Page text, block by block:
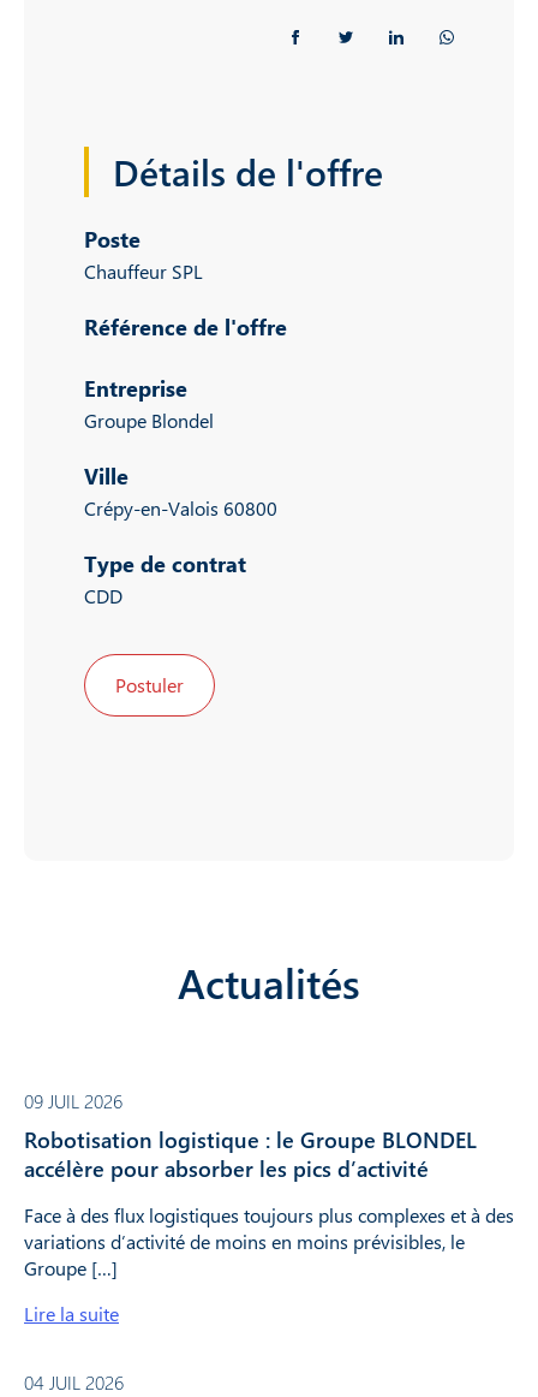
Détails de l'offre
Poste
Chauffeur SPL
Référence de l'offre
Entreprise
Groupe Blondel
Ville
Crépy-en-Valois 60800
Type de contrat
CDD
Postuler
Actualités
09 JUIL 2026
Robotisation logistique : le Groupe BLONDEL
accélère pour absorber les pics d’activité
Face à des flux logistiques toujours plus complexes et à des
variations d’activité de moins en moins prévisibles, le
Groupe […]
Lire la suite
04 JUIL 2026